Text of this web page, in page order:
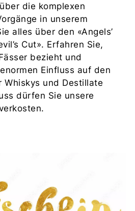
die komplexen
in unserem
alles über den «Angels’
Cut». Erfahren Sie,
bezieht und
Einfluss auf den
Whiskys und Destillate
dürfen Sie unsere